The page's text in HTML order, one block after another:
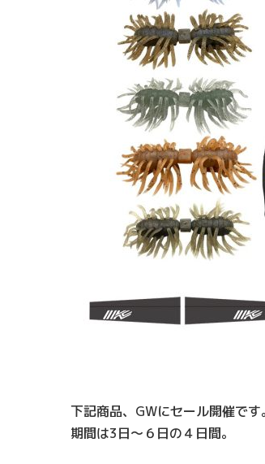
下記商品、GWにセール開催です。
期間は3日～６日の４日間。